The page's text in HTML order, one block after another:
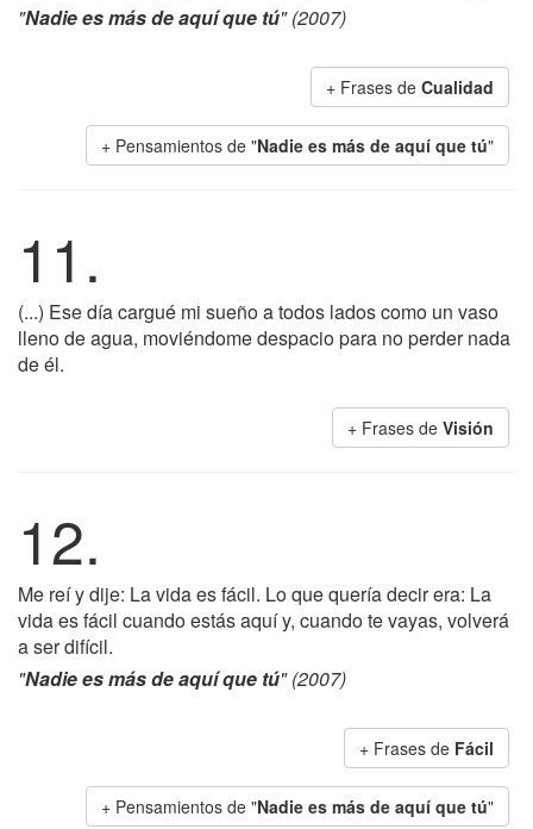
"Nadie es más de aquí que tú" (2007)
+ Frases de Cualidad
+ Pensamientos de "Nadie es más de aquí que tú"
11.
(...) Ese día cargué mi sueño a todos lados como un vaso
lleno de agua, moviéndome despacio para no perder nada
de él.
+ Frases de Visión
12.
Me reí y dije: La vida es fácil. Lo que quería decir era: La
vida es fácil cuando estás aquí y, cuando te vayas, volverá
a ser difícil.
"Nadie es más de aquí que tú" (2007)
+ Frases de Fácil
+ Pensamientos de "Nadie es más de aquí que tú"